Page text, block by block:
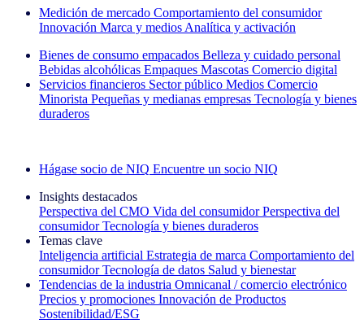
Medición de mercado Comportamiento del consumidor
Innovación Marca y medios Analítica y activación
Bienes de consumo empacados Belleza y cuidado personal
Bebidas alcohólicas Empaques Mascotas Comercio digital
Servicios financieros Sector público Medios Comercio
Minorista Pequeñas y medianas empresas Tecnología y bienes
duraderos
Hágase socio de NIQ Encuentre un socio NIQ
Insights destacados
Perspectiva del CMO Vida del consumidor Perspectiva del
consumidor Tecnología y bienes duraderos
Temas clave
Inteligencia artificial Estrategia de marca Comportamiento del
consumidor Tecnología de datos Salud y bienestar
Tendencias de la industria Omnicanal / comercio electrónico
Precios y promociones Innovación de Productos
Sostenibilidad/ESG